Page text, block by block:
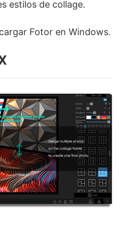
estilos de collage.
Fotor en Windows.